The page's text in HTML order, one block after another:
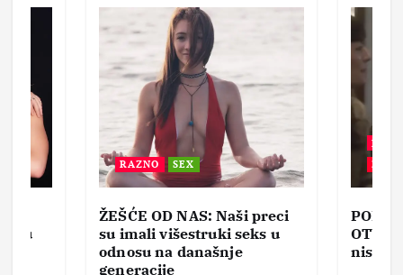
u
RAZNO SEX
ŽEŠĆE OD NAS: Naši preci
su imali višestruki seks u
odnosu na današnje
generacije
BEZ
nisam